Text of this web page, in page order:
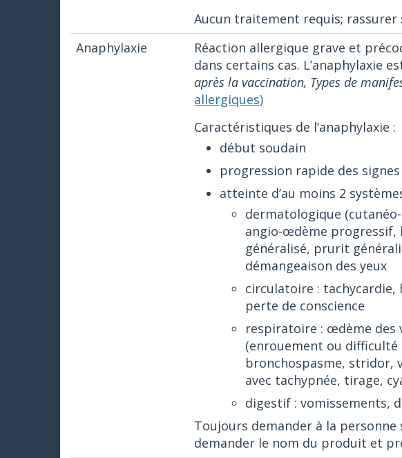
Aucun traitement requis;
Anaphylaxie
Réaction allergique grave et
dans certains cas. L’anaphylaxie
après la vaccination, Types de
allergiques)
Caractéristiques de l’anaphylaxie :
début soudain
progression rapide des
atteinte d’au moins 2
dermatologique
angio-œdème progressif,
généralisé, prurit
démangeaison des yeux
circulatoire : tachycardie,
perte de conscience
respiratoire : œdème des
(enrouement ou
bronchospasme, stridor,
avec tachypnée, tirage,
digestif : vomissements,
Toujours demander à la
demander le nom du produit et